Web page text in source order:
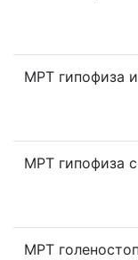
МРТ гипофиза
МРТ гипофиза
МРТ